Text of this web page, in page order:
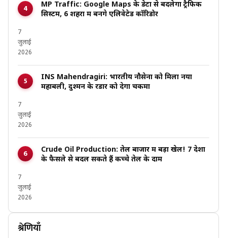
MP Traffic: Google Maps के डेटा से बदलेगा ट्रैफिक
सिस्टम, 6 शहरों में बनेंगे एलिवेटेड कॉरिडोर
7
जुलाई
2026
INS Mahendragiri: भारतीय नौसेना को मिला नया
महाबली, दुश्मन के रडार को देगा चकमा
7
जुलाई
2026
Crude Oil Production: तेल बाजार में बड़ा खेल! 7 देशों
के फैसले से बदल सकते हैं कच्चे तेल के दाम
7
जुलाई
2026
श्रेणियाँ